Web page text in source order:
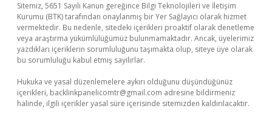
Sitemiz, 5651 Sayılı Kanun gereğince Bilgi Teknolojileri ve İletişim
Kurumu (BTK) tarafından onaylanmış bir Yer Sağlayıcı olarak hizmet
vermektedir. Bu nedenle, sitedeki içerikleri proaktif olarak denetleme
veya araştırma yükümlülüğümüz bulunmamaktadır. Ancak, üyelerimiz
yazdıkları içeriklerin sorumluluğunu taşımakta olup, siteye üye olarak
bu sorumluluğu kabul etmiş sayılırlar.
Hukuka ve yasal düzenlemelere aykırı olduğunu düşündüğünüz
içerikleri, backlinkpanelicomtr@gmail.com adresine bildirmeniz
halinde, ilgili içerikler yasal süre içerisinde sitemizden kaldırılacaktır.